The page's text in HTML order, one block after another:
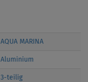
AQUA MARINA
Aluminium
3-teilig